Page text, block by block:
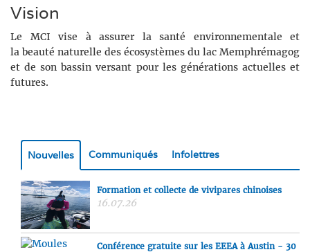
Vision
Le MCI vise à assurer la santé environnementale et
la beauté naturelle des écosystèmes du lac Memphrémagog
et de son bassin versant pour les générations actuelles et
futures.
Nouvelles Communiqués Infolettres
Formation et collecte de vivipares chinoises
16.07.26
Conférence gratuite sur les EEEA à Austin - 30